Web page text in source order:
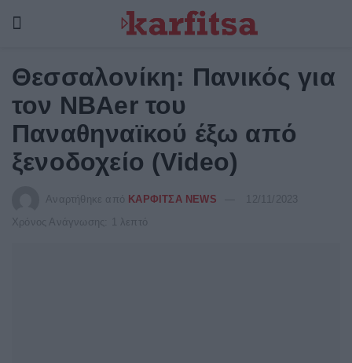
Θεσσαλονίκη: Πανικός για
τον NBAer του
Παναθηναϊκού έξω από
ξενοδοχείο (Video)
Αναρτήθηκε από ΚΑΡΦΙΤΣΑ NEWS
12/11/2023
Χρόνος Ανάγνωσης: 1 λεπτό